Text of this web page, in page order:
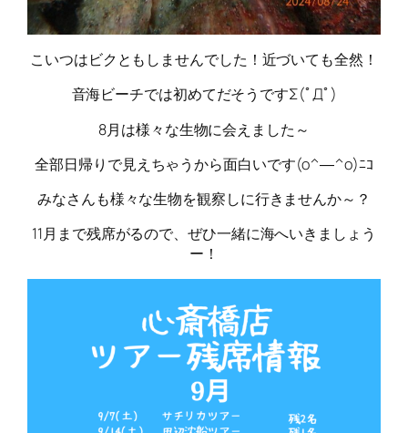
こいつはビクともしませんでした！近づいても全然！
音海ビーチでは初めてだそうですΣ(ﾟДﾟ)
8月は様々な生物に会えました～
全部日帰りで見えちゃうから面白いです(o^―^o)ﾆｺ
みなさんも様々な生物を観察しに行きませんか～？
11月まで残席がるので、ぜひ一緒に海へいきましょう
ー！